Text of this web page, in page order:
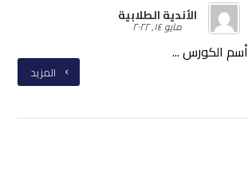
الأندية الطلابية
مايو ١٤, ٢٠٢٢
أسم الكورس ...
المزيد